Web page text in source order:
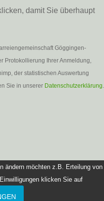
damit Sie überhaupt
Göggingen-
Protokollierung Ihrer Anmeldung,
der statistischen Auswertung
Sie in unserer Datenschutzerklärung.
ändern möchten z.B. Erteilung von
klicken Sie auf